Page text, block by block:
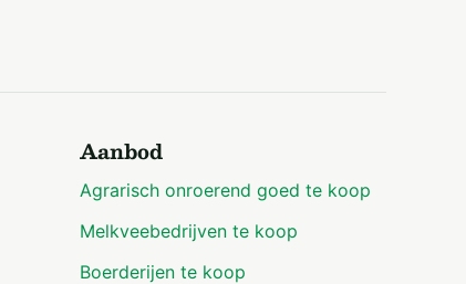
Aanbod
Agrarisch onroerend goed te koop
Melkveebedrijven te koop
Boerderijen te koop